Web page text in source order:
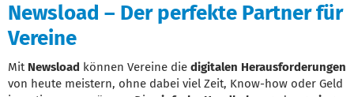
Newsload – Der perfekte Partner für
Vereine
Mit Newsload können Vereine die digitalen Herausforderungen
von heute meistern, ohne dabei viel Zeit, Know-how oder Geld